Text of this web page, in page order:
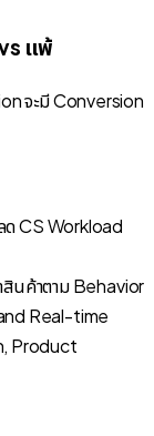
แพ้
จะมี Conversion
ด CS Workload
สินค้าตาม Behavior
Real-time
Product